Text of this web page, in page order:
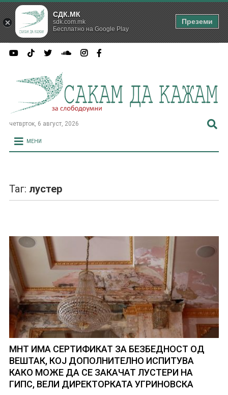
четврток, 6 август, 2026
МЕНИ
Таг: лустер
МНТ ИМА СЕРТИФИКАТ ЗА БЕЗБЕДНОСТ ОД
ВЕШТАК, КОЈ ДОПОЛНИТЕЛНО ИСПИТУВА
КАКО МОЖЕ ДА СЕ ЗАКАЧАТ ЛУСТЕРИ НА
ГИПС, ВЕЛИ ДИРЕКТОРКАТА УГРИНОВСКА
СДК.МК
sdk.com.mk
Бесплатно на Google Play
Преземи